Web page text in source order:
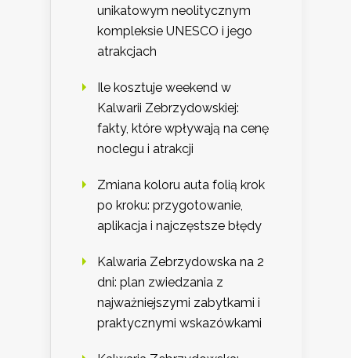
unikatowym neolitycznym
kompleksie UNESCO i jego
atrakcjach
Ile kosztuje weekend w
Kalwarii Zebrzydowskiej:
fakty, które wpływają na cenę
noclegu i atrakcji
Zmiana koloru auta folią krok
po kroku: przygotowanie,
aplikacja i najczęstsze błędy
Kalwaria Zebrzydowska na 2
dni: plan zwiedzania z
najważniejszymi zabytkami i
praktycznymi wskazówkami